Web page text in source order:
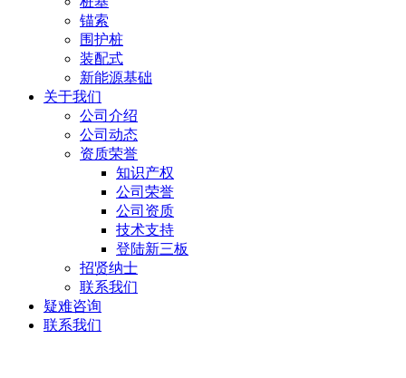
锚索
围护桩
装配式
新能源基础
关于我们
公司介绍
公司动态
资质荣誉
知识产权
公司荣誉
公司资质
技术支持
登陆新三板
招贤纳士
联系我们
疑难咨询
联系我们